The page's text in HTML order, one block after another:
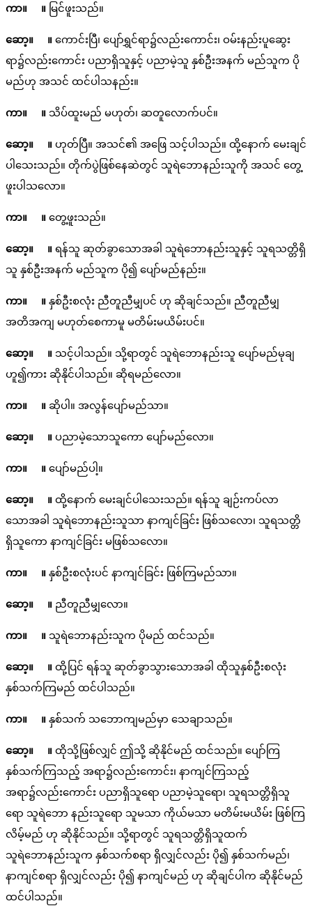
ကာ။ ။ မြင်ဖူးသည်။
ဆော့။ ။ ကောင်းပြီ၊ ပျော်ရွှင်ရာ၌လည်းကောင်း၊ ဝမ်းနည်းပူဆွေး
ရာ၌လည်းကောင်း ပညာရှိသူနှင့် ပညာမဲ့သူ နှစ်ဦးအနက် မည်သူက ပို
မည်ဟု အသင် ထင်ပါသနည်း။
ကာ။ ။ သိပ်ထူးမည် မဟုတ်၊ ဆတူလောက်ပင်။
ဆော့။ ။ ဟုတ်ပြီ။ အသင်၏ အဖြေ သင့်ပါသည်။ ထို့နောက် မေးချင်
ပါသေးသည်။ တိုက်ပွဲဖြစ်နေဆဲတွင် သူရဲဘောနည်းသူကို အသင် တွေ့
ဖူးပါသလော။
ကာ။ ။ တွေ့ဖူးသည်။
ဆော့။ ။ ရန်သူ ဆုတ်ခွာသောအခါ သူရဲဘောနည်းသူနှင့် သူရသတ္တိရှိ
သူ နှစ်ဦးအနက် မည်သူက ပို၍ ပျော်မည်နည်း။
ကာ။ ။ နှစ်ဦးစလုံး ညီတူညီမျှပင် ဟု ဆိုချင်သည်။ ညီတူညီမျှ
အတိအကျ မဟုတ်စေကာမူ မတိမ်းမယိမ်းပင်။
ဆော့။ ။ သင့်ပါသည်။ သို့ရာတွင် သူရဲဘောနည်းသူ ပျော်မည်မုချ
ဟူ၍ကား ဆိုနိုင်ပါသည်။ ဆိုရမည်လော။
ကာ။ ။ ဆိုပါ။ အလွန်ပျော်မည်သာ။
ဆော့။ ။ ပညာမဲ့သောသူကော ပျော်မည်လော။
ကာ။ ။ ပျော်မည်ပါ့။
ဆော့။ ။ ထို့နောက် မေးချင်ပါသေးသည်။ ရန်သူ ချဉ်းကပ်လာ
သောအခါ သူရဲဘောနည်းသူသာ နာကျင်ခြင်း ဖြစ်သလော၊ သူရသတ္တိ
ရှိသူကော နာကျင်ခြင်း မဖြစ်သလော။
ကာ။ ။ နှစ်ဦးစလုံးပင် နာကျင်ခြင်း ဖြစ်ကြမည်သာ။
ဆော့။ ။ ညီတူညီမျှလော။
ကာ။ ။ သူရဲဘောနည်းသူက ပိုမည် ထင်သည်။
ဆော့။ ။ ထို့ပြင် ရန်သူ ဆုတ်ခွာသွားသောအခါ ထိုသူနှစ်ဦးစလုံး
နှစ်သက်ကြမည် ထင်ပါသည်။
ကာ။ ။ နှစ်သက် သဘောကျမည်မှာ သေချာသည်။
ဆော့။ ။ ထိုသို့ဖြစ်လျှင် ဤသို့ ဆိုနိုင်မည် ထင်သည်။ ပျော်ကြ
နှစ်သက်ကြသည့် အရာ၌လည်းကောင်း၊ နာကျင်ကြသည့်
အရာ၌လည်းကောင်း ပညာရှိသူရော ပညာမဲ့သူရော၊ သူရသတ္တိရှိသူ
ရော သူရဲဘော နည်းသူရော သူမသာ ကိုယ်မသာ မတိမ်းမယိမ်း ဖြစ်ကြ
လိမ့်မည် ဟု ဆိုနိုင်သည်။ သို့ရာတွင် သူရသတ္တိရှိသူထက်
သူရဲဘောနည်းသူက နှစ်သက်စရာ ရှိလျှင်လည်း ပို၍ နှစ်သက်မည်၊
နာကျင်စရာ ရှိလျှင်လည်း ပို၍ နာကျင်မည် ဟု ဆိုချင်ပါက ဆိုနိုင်မည်
ထင်ပါသည်။